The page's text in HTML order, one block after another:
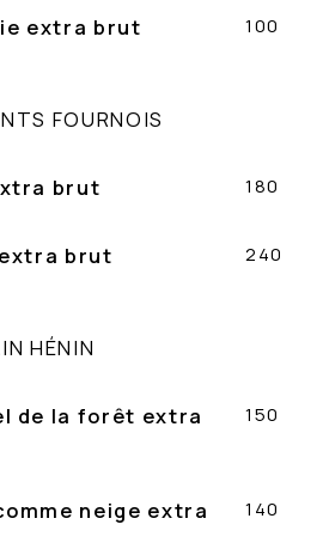
extra brut 100
FOURNOIS
brut 180
brut 240
HÉNIN
de la forêt extra
150
neige extra
140